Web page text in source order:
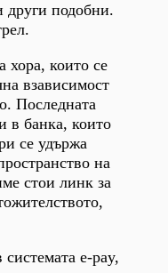
други подобни.
хора, които се
взависимост
Последната
в банка, които
се удържа
на
стои линк за
e-pay,